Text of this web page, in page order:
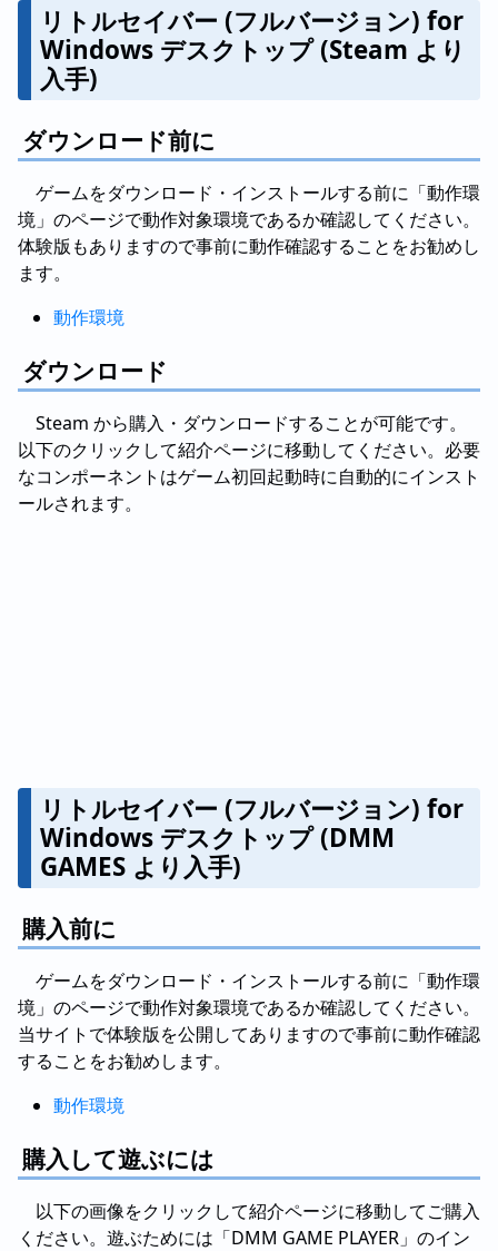
リトルセイバー (フルバージョン) for
Windows デスクトップ (Steam より
入手)
ダウンロード前に
ゲームをダウンロード・インストールする前に「動作環
境」のページで動作対象環境であるか確認してください。
体験版もありますので事前に動作確認することをお勧めし
ます。
動作環境
ダウンロード
Steam から購入・ダウンロードすることが可能です。
以下のクリックして紹介ページに移動してください。必要
なコンポーネントはゲーム初回起動時に自動的にインスト
ールされます。
リトルセイバー (フルバージョン) for
Windows デスクトップ (DMM
GAMES より入手)
購入前に
ゲームをダウンロード・インストールする前に「動作環
境」のページで動作対象環境であるか確認してください。
当サイトで体験版を公開してありますので事前に動作確認
することをお勧めします。
動作環境
購入して遊ぶには
以下の画像をクリックして紹介ページに移動してご購入
ください。遊ぶためには「DMM GAME PLAYER」のイン